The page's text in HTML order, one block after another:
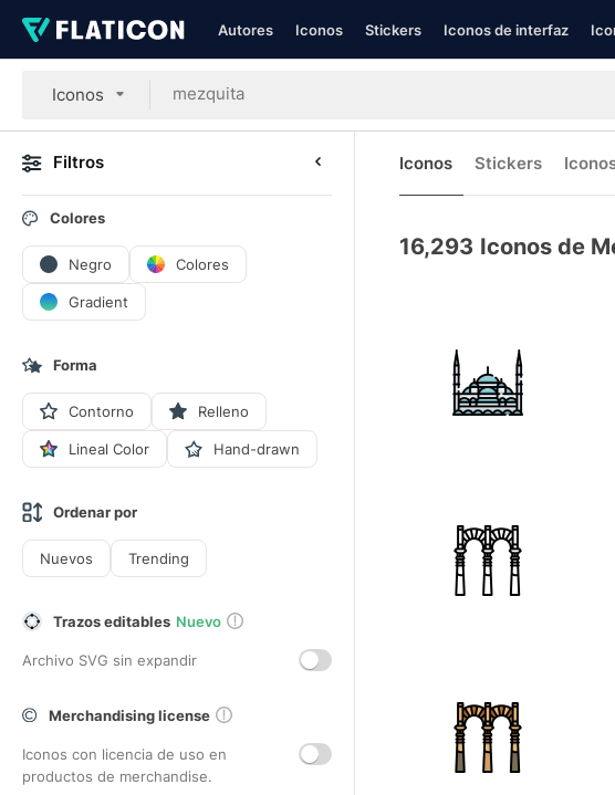
Autores Iconos Stickers Iconos de interfaz
Iconos
Filtros
Colores
Negro Colores
Gradient
Forma
Contorno Relleno
Lineal Color Hand-drawn
Ordenar por
Nuevos Trending
Trazos editables Nuevo
Archivo SVG sin expandir
Merchandising license
Iconos con licencia de uso en
productos de merchandise.
Iconos Stickers
16,293 Iconos de